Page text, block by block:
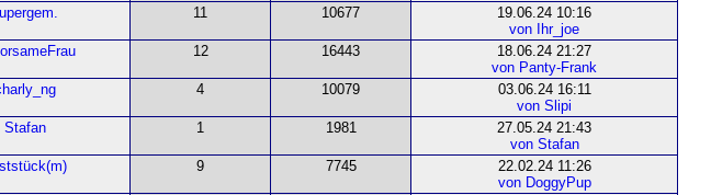
11 10677
19.06.24 10:16
von Ihr_joe
12 16443
18.06.24 21:27
von Panty-Frank
4 10079
03.06.24 16:11
von Slipi
Stafan 1 1981
27.05.24 21:43
von Stafan
9 7745
22.02.24 11:26
von DoggyPup